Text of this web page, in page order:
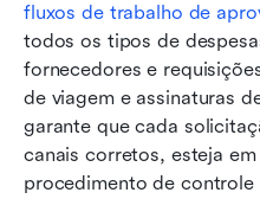
fluxos de trabalho de
todos os tipos de
fornecedores e
de viagem e assinaturas
garante que cada
canais corretos, esteja
procedimento de